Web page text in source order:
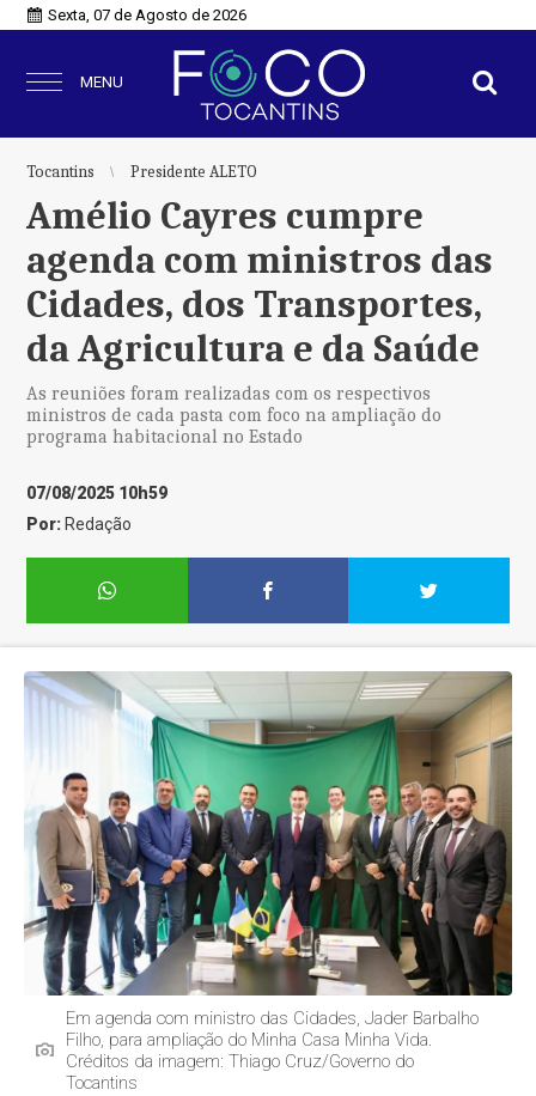
Sexta, 07 de Agosto de 2026
MENU
Tocantins Presidente ALETO
Amélio Cayres cumpre
agenda com ministros das
Cidades, dos Transportes,
da Agricultura e da Saúde
As reuniões foram realizadas com os respectivos
ministros de cada pasta com foco na ampliação do
programa habitacional no Estado
07/08/2025 10h59
Por: Redação
Em agenda com ministro das Cidades, Jader Barbalho
Filho, para ampliação do Minha Casa Minha Vida.
Créditos da imagem: Thiago Cruz/Governo do
Tocantins